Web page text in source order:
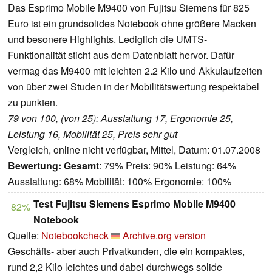
Das Esprimo Mobile M9400 von Fujitsu Siemens für 825
Euro ist ein grundsolides Notebook ohne größere Macken
und besonere Highlights. Lediglich die UMTS-
Funktionalität sticht aus dem Datenblatt hervor. Dafür
vermag das M9400 mit leichten 2.2 Kilo und Akkulaufzeiten
von über zwei Studen in der Mobilitätswertung respektabel
zu punkten.
79 von 100, (von 25): Ausstattung 17, Ergonomie 25,
Leistung 16, Mobilität 25, Preis sehr gut
Vergleich, online nicht verfügbar, Mittel, Datum: 01.07.2008
Bewertung: Gesamt: 79% Preis: 90% Leistung: 64%
Ausstattung: 68% Mobilität: 100% Ergonomie: 100%
82% Test Fujitsu Siemens Esprimo Mobile M9400
Notebook
Quelle: Notebookcheck
Archive.org version
Geschäfts- aber auch Privatkunden, die ein kompaktes,
rund 2,2 Kilo leichtes und dabei durchwegs solide